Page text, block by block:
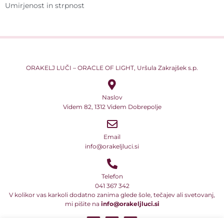
Umirjenost in strpnost
ORAKELJ LUČI – ORACLE OF LIGHT, Uršula Zakrajšek s.p.
Naslov
Videm 82, 1312 Videm Dobrepolje
Email
info@orakeljluci.si
Telefon
041 367 342
V kolikor vas karkoli dodatno zanima glede šole, tečajev ali svetovanj,
mi pišite na info@orakeljluci.si